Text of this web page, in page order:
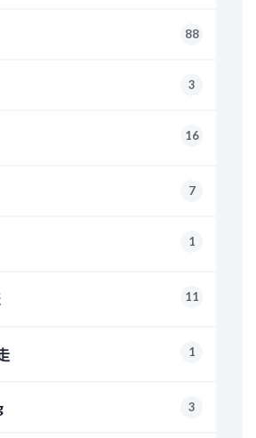
88
3
16
7
1
11
1
3